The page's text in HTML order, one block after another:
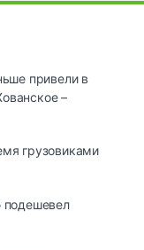
привели в
–
грузовиками
подешевел